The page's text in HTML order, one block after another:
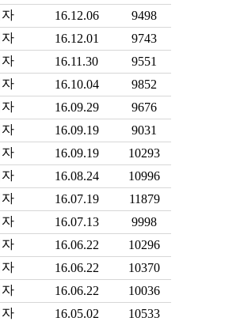
16.12.06
9498
16.12.01
9743
16.11.30
9551
16.10.04
9852
16.09.29
9676
16.09.19
9031
16.09.19
10293
16.08.24
10996
16.07.19
11879
16.07.13
9998
16.06.22
10296
16.06.22
10370
16.06.22
10036
16.05.02 10533